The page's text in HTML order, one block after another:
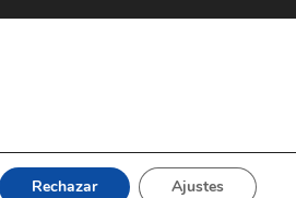
Rechazar Ajustes